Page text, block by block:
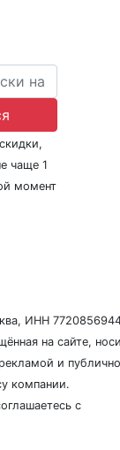
ИНН
на сайте,
и
компании.
с
чаще 1
момент